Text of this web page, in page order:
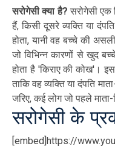
सरोगेसी क्या है? सरोगेसी एक
हैं, किसी दूसरे व्यक्ति या
होता, यानी वह बच्चे की
जो विभिन्न कारणों से खुद
होता है 'किराए की कोख'।
ताकि वह व्यक्ति या दंपति
जरिए, कई लोग जो पहले
सरोगेसी के
[embed]https://